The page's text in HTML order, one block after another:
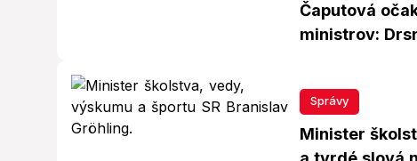
Čaputová
ministrov:
Správy
Minister